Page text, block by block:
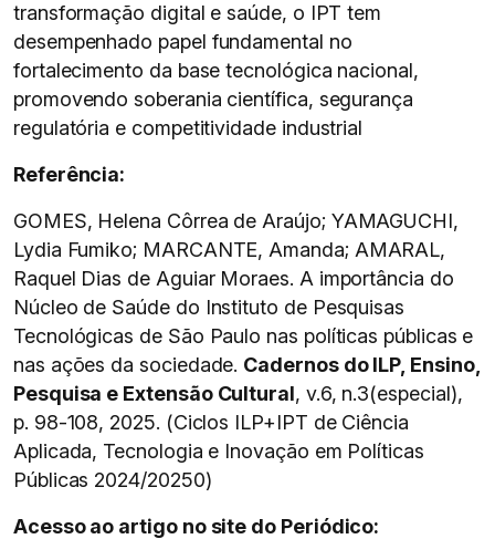
transformação digital e saúde, o IPT tem
desempenhado papel fundamental no
fortalecimento da base tecnológica nacional,
promovendo soberania científica, segurança
regulatória e competitividade industrial
Referência:
GOMES, Helena Côrrea de Araújo; YAMAGUCHI,
Lydia Fumiko; MARCANTE, Amanda; AMARAL,
Raquel Dias de Aguiar Moraes. A importância do
Núcleo de Saúde do Instituto de Pesquisas
Tecnológicas de São Paulo nas políticas públicas e
nas ações da sociedade. Cadernos do ILP, Ensino,
Pesquisa e Extensão Cultural, v.6, n.3(especial),
p. 98-108, 2025. (Ciclos ILP+IPT de Ciência
Aplicada, Tecnologia e Inovação em Políticas
Públicas 2024/20250)
Acesso ao artigo no site do Periódico: